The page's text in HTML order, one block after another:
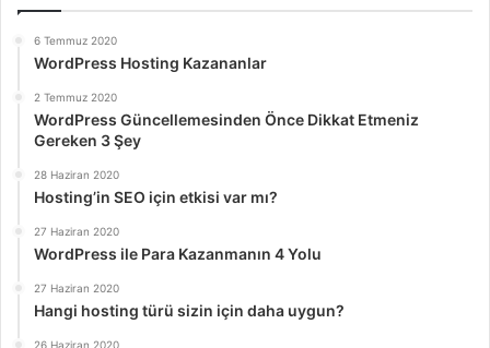
6 Temmuz 2020
WordPress Hosting Kazananlar
2 Temmuz 2020
WordPress Güncellemesinden Önce Dikkat Etmeniz
Gereken 3 Şey
28 Haziran 2020
Hosting’in SEO için etkisi var mı?
27 Haziran 2020
WordPress ile Para Kazanmanın 4 Yolu
27 Haziran 2020
Hangi hosting türü sizin için daha uygun?
26 Haziran 2020